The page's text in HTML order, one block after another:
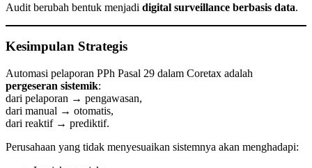
Audit berubah bentuk menjadi digital surveillance berbasis data.
Kesimpulan Strategis
Automasi pelaporan PPh Pasal 29 dalam Coretax adalah
pergeseran sistemik:
dari pelaporan → pengawasan,
dari manual → otomatis,
dari reaktif → prediktif.
Perusahaan yang tidak menyesuaikan sistemnya akan menghadapi: